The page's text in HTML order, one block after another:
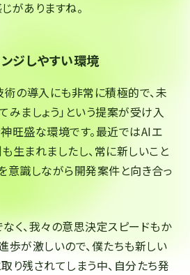
がありますね。
ジしやすい環境
術の導入にも非常に積極的で、未
みましょう」という提案が受け入
旺盛な環境です。最近ではAIエ
生まれましたし、常に新しいこと
意識しながら開発案件と向き合っ
なく、我々の意思決定スピードもか
歩が激しいので、僕たちも新しい
り残されてしまう中、自分たち発